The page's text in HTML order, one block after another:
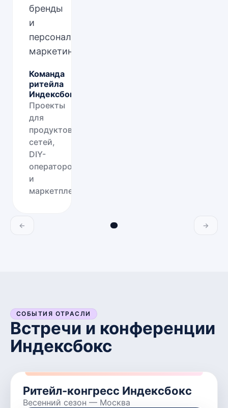
бренды
и
персонализированный
маркетинг.
Команда
ритейла
Индексбокс
Проекты
для
продуктовых
сетей,
DIY-
операторов
и
маркетплейсов
← →
СОБЫТИЯ ОТРАСЛИ
Встречи и конференции
Индексбокс
Ритейл-конгресс Индексбокс
Весенний сезон — Москва